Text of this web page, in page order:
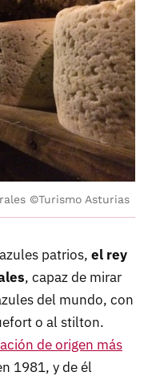
©Turismo Asturias
patrios, el rey
, capaz de mirar
del mundo, con
o al stilton.
de origen más
1981, y de él